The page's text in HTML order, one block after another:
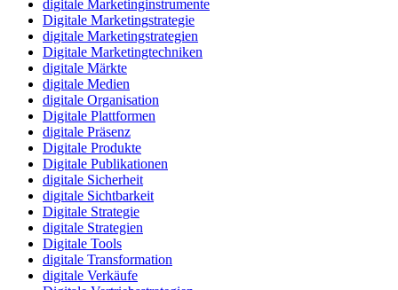
digitale Marketinginstrumente
Digitale Marketingstrategie
digitale Marketingstrategien
Digitale Marketingtechniken
digitale Märkte
digitale Medien
digitale Organisation
Digitale Plattformen
digitale Präsenz
Digitale Produkte
Digitale Publikationen
digitale Sicherheit
digitale Sichtbarkeit
Digitale Strategie
digitale Strategien
Digitale Tools
digitale Transformation
digitale Verkäufe